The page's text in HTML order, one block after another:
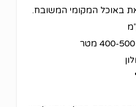
באוכל המקומי המשובח.